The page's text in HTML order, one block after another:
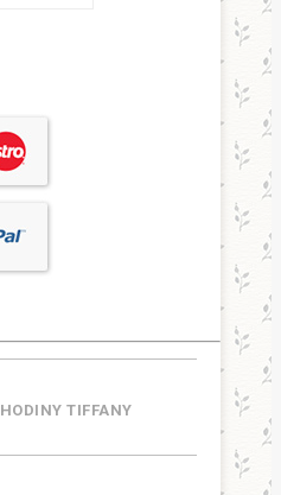
HODINY TIFFANY